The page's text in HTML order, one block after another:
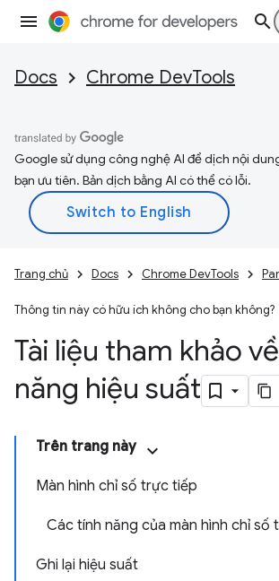
Docs Chrome DevTools
Google sử dụng công nghệ AI để dịch nội
bạn ưu tiên. Bản dịch bằng AI có thể có lỗi.
Trang chủ Docs Chrome DevTools
Thông tin này có hữu ích không cho bạn không?
Tài liệu tham khảo
năng hiệu suất
Trên trang này
Màn hình chỉ số trực tiếp
Các tính năng của màn hình chỉ số
Ghi lại hiệu suất